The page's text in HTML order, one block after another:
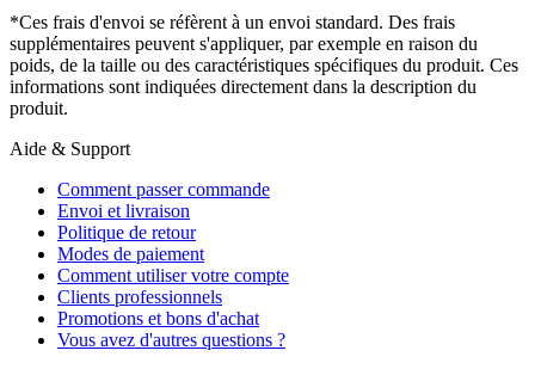
*Ces frais d'envoi se réfèrent à un envoi standard. Des frais
supplémentaires peuvent s'appliquer, par exemple en raison du
poids, de la taille ou des caractéristiques spécifiques du produit. Ces
informations sont indiquées directement dans la description du
produit.
Aide & Support
Comment passer commande
Envoi et livraison
Politique de retour
Modes de paiement
Comment utiliser votre compte
Clients professionnels
Promotions et bons d'achat
Vous avez d'autres questions ?